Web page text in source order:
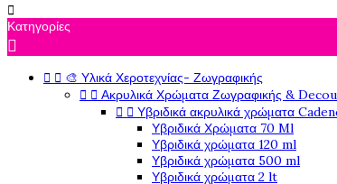

Κατηγορίες

  🎨 Υλικά Χεροτεχνίας- Ζωγραφικής
  Ακρυλικά Χρώματα Ζωγραφικής &
  Υβριδικά ακρυλικά χρώματα
Υβριδικά Χρώματα 70 Ml
Υβριδικά χρώματα 120 ml
Υβριδικά χρώματα 500 ml
Υβριδικά χρώματα 2 lt